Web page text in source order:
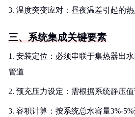
3. 温度突变应对：昼夜温差引起的
三、系统集成关键要素
1. 安装定位：必须串联于集热器出
管道
2. 预充压力设定：需根据系统静压
3. 容积计算：按系统总水容量3%-